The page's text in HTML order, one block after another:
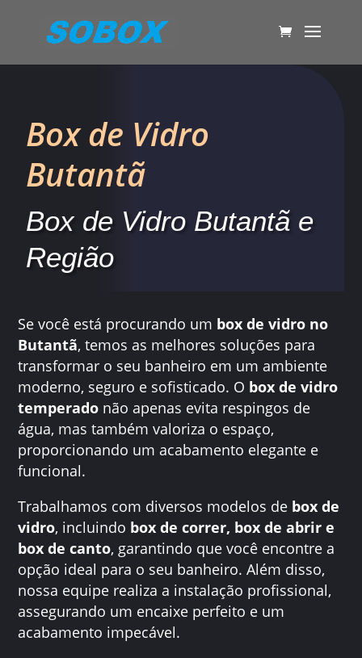
Box de Vidro
Butantã
Box de Vidro Butantã e
Região
Se você está procurando um box de vidro no
Butantã, temos as melhores soluções para
transformar o seu banheiro em um ambiente
moderno, seguro e sofisticado. O box de vidro
temperado não apenas evita respingos de
água, mas também valoriza o espaço,
proporcionando um acabamento elegante e
funcional.
Trabalhamos com diversos modelos de box de
vidro, incluindo box de correr, box de abrir e
box de canto, garantindo que você encontre a
opção ideal para o seu banheiro. Além disso,
nossa equipe realiza a instalação profissional,
assegurando um encaixe perfeito e um
acabamento impecável.